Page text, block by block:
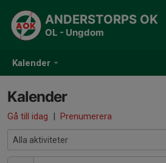
Kalender
ANDERSTORPS OK
OL - Ungdom
Kalender
Gå till idag | Prenumerera